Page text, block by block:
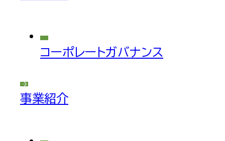
コーポレートガバナンス
事業紹介